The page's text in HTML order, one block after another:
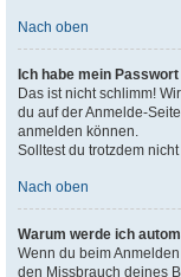
Nach oben
Ich habe mein
Das ist nicht schlimm!
du auf der Anmelde-
anmelden können.
Solltest du trotzdem
Nach oben
Warum werde ich
Wenn du beim
den Missbrauch deines